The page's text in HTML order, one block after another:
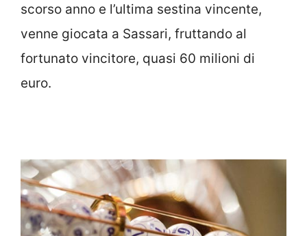
scorso anno e l’ultima sestina vincente,
venne giocata a Sassari, fruttando al
fortunato vincitore, quasi 60 milioni di
euro.